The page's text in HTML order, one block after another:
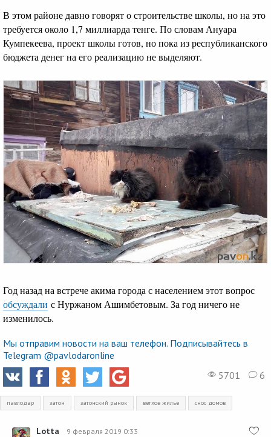
В этом районе давно говорят о строительстве школы, но на это
требуется около 1,7 миллиарда тенге. По словам Ануара
Кумпекеева, проект школы готов, но пока из республиканского
бюджета денег на его реализацию не выделяют.
Год назад на встрече акима города с населением этот вопрос
обсуждали с Нуржаном Ашимбетовым. За год ничего не
изменилось.
Мы отправим новости на ваш телефон. Подписывайтесь в
Telegram @pavlodaronline
5701
6
павлодар затон затонский рынок ветхое жилье снос домов
Lotta 9 февраля 2019 0:33